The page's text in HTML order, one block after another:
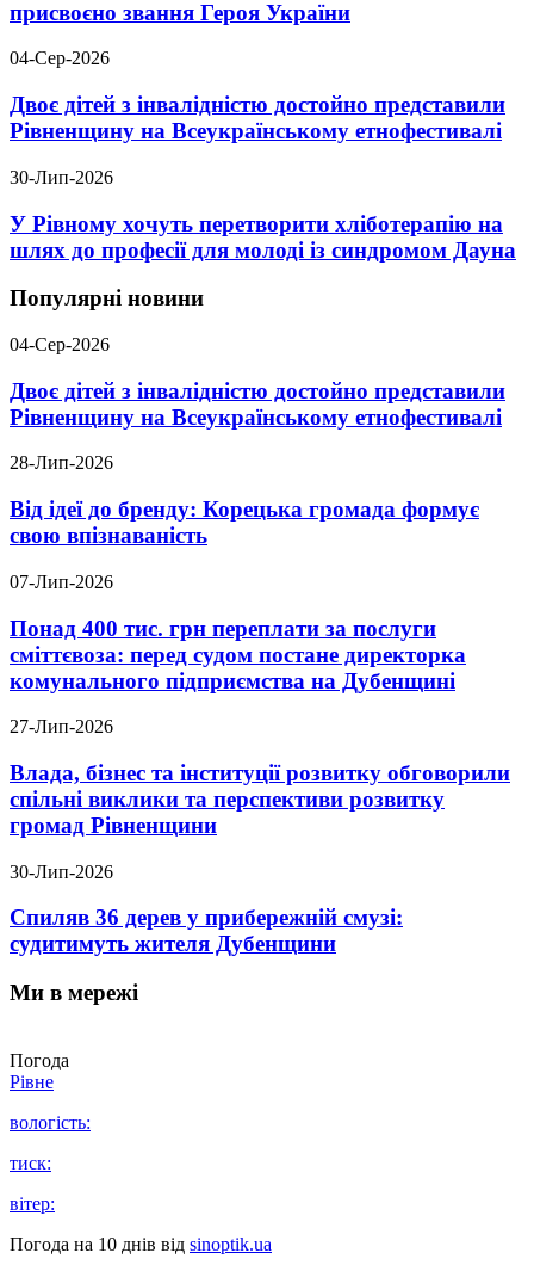
присвоєно звання Героя України
04-Сер-2026
Двоє дітей з інвалідністю достойно представили
Рівненщину на Всеукраїнському етнофестивалі
30-Лип-2026
У Рівному хочуть перетворити хліботерапію на
шлях до професії для молоді із синдромом Дауна
Популярні новини
04-Сер-2026
Двоє дітей з інвалідністю достойно представили
Рівненщину на Всеукраїнському етнофестивалі
28-Лип-2026
Від ідеї до бренду: Корецька громада формує
свою впізнаваність
07-Лип-2026
Понад 400 тис. грн переплати за послуги
сміттєвоза: перед судом постане директорка
комунального підприємства на Дубенщині
27-Лип-2026
Влада, бізнес та інституції розвитку обговорили
спільні виклики та перспективи розвитку
громад Рівненщини
30-Лип-2026
Спиляв 36 дерев у прибережній смузі:
судитимуть жителя Дубенщини
Ми в мережі
Погода
Рівне
вологість:
тиск:
вітер:
Погода на 10 днів від sinoptik.ua